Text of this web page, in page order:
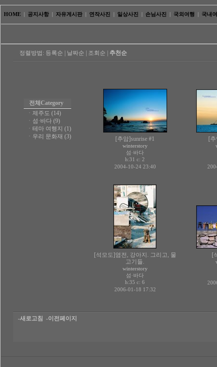
HOME 공지사항 자유게시판 연작사진 일상사진 손님사진 국외여행 국내
정렬방법: 등록순 날짜순 조회순 추천순
전체 Category
ㆍ 제주도 (14)
ㆍ 섬·바다 (9)
ㆍ 테마 여행지 (1)
ㆍ 우리 문화재 (3) [추암]sunrise #1
winterstory
섬·바다
h:31 c: 2
2004-10-24 23:40
[
[석모도]염전, 강아지. 그리고, 물
고기들.
winterstory
섬·바다
h:35 c: 6
2006-01-18 17:32
[
-새로고침 -이전페이지